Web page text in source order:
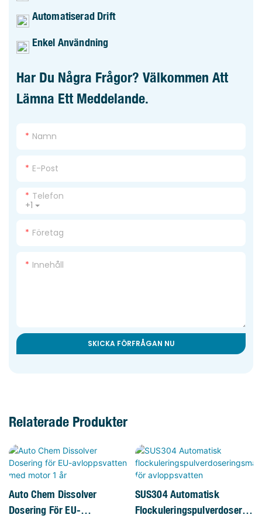
Automatiserad Drift
Enkel Användning
Har Du Några Frågor? Välkommen Att
Lämna Ett Meddelande.
Namn
E-Post
+1
Telefon
Företag
Innehåll
SKICKA FÖRFRÅGAN NU
Relaterade Produkter
Auto Chem Dissolver
Dosering För EU-
SUS304 Automatisk
Flockuleringspulverdoserin